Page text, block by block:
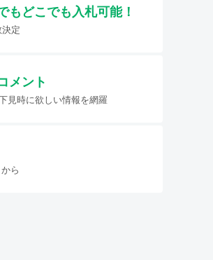
もどこでも入札可能！
定
メント
見時に欲しい情報を網羅
ら